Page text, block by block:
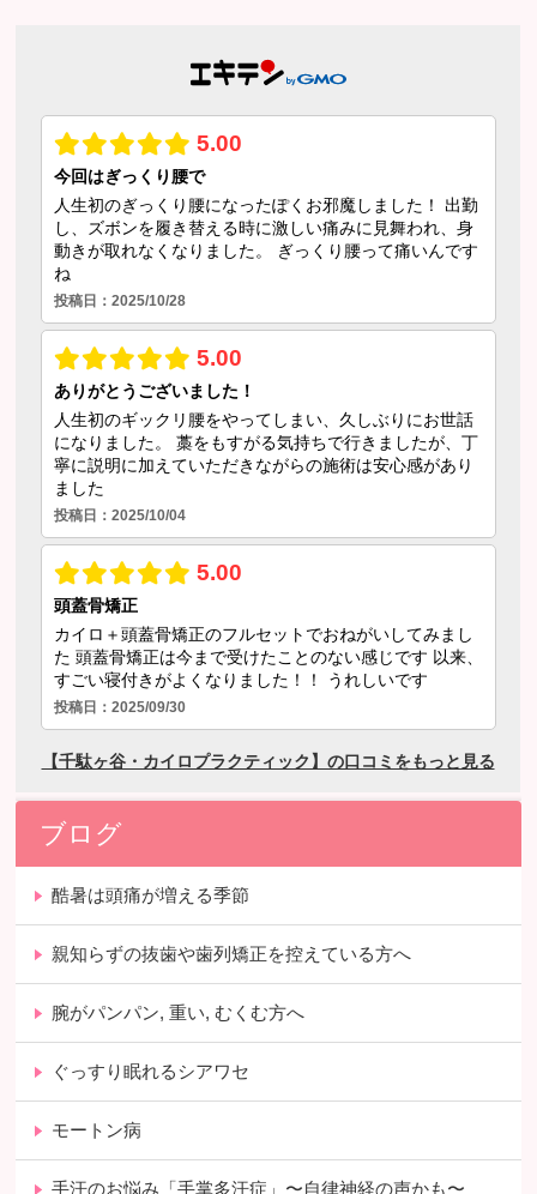
ブログ
酷暑は頭痛が増える季節
親知らずの抜歯や歯列矯正を控えている方へ
腕がパンパン, 重い, むくむ方へ
ぐっすり眠れるシアワセ
モートン病
手汗のお悩み「手掌多汗症」〜自律神経の声かも〜